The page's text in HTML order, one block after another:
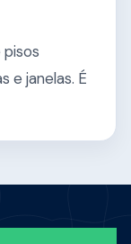
e janelas. É